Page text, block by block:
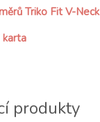
Triko Fit V-Neck
karta
produkty